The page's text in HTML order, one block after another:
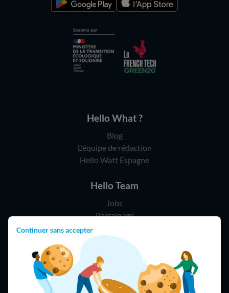
Continuer sans accepter
Hello What ?
Blog
L'équipe de rédaction
Hello Watt Espagne
Hello Team
Jobs
Parrainage
Rejoindre notre réseau d'artisans
09 75 18 60 60
(8h-21h)
75018 Paris